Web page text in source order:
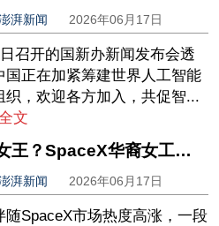
湃新闻 2026年06月17日
召开的国新办新闻发布会透
国正在加紧筹建世界人工智能
织，欢迎各方加入，共促智...
文
星舰女王？SpaceX华裔女工程师辟谣：没有硕博学位，仅是飞控操作员之一
湃新闻 2026年06月17日
随SpaceX市场热度高涨，一段